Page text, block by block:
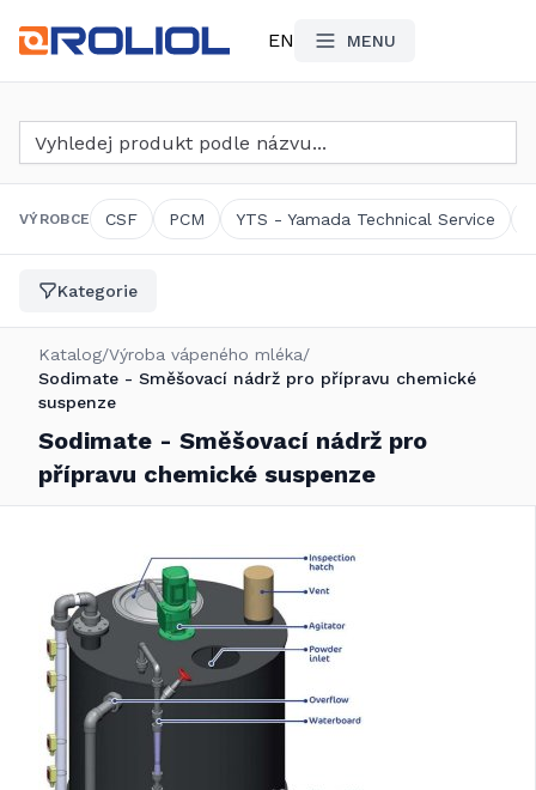
EN MENU
Vyhledat produkt
VÝROBCE CSF PCM YTS - Yamada Technical Service
Kategorie
Katalog/Výroba vápeného mléka/
Sodimate - Směšovací nádrž pro přípravu chemické
suspenze
Sodimate - Směšovací nádrž pro
přípravu chemické suspenze